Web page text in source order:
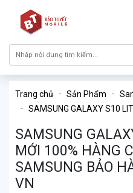
Trang chủ Sản Phẩm
SAMSUNG GALAXY S10
SAMSUNG
MỚI 100% HÀNG
SAMSUNG BẢO
VN